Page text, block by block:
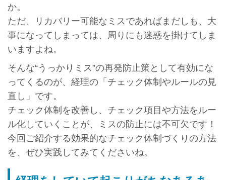
か。
ただ、リカバリー可能なミスであればまだしも、大
事になってしまっては、周りにも迷惑を掛けてしま
いますよね。
そんな“うっかりミス”の再発防止策として有効にな
ってくるのが、経理の「チェック体制やルールの見
直し」です。
チェック体制を改善し、チェック項目や方法をルー
ル化していくことが、ミスの防止には不可欠です！
今回ご紹介する効果的なチェック体制づくりの方法
を、ぜひ実践してみてくださいね。